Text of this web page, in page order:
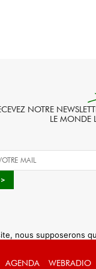
NOTRE
LE MONDE
AGENDA WEBRADIO
nous supposerons